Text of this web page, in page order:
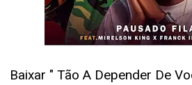
Baixar " Tão A Depender De